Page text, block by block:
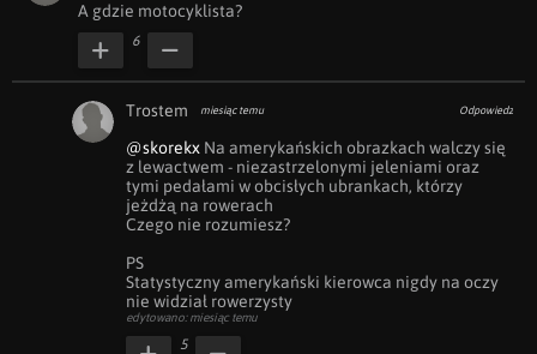
A gdzie motocyklista?
6
Trostem miesiąc temu Odpowiedz
@skorekx Na amerykańskich obrazkach walczy się
z lewactwem - niezastrzelonymi jeleniami oraz
tymi pedałami w obcisłych ubrankach, którzy
jeżdżą na rowerach
Czego nie rozumiesz?
PS
Statystyczny amerykański kierowca nigdy na oczy
nie widział rowerzysty
edytowano: miesiąc temu
5